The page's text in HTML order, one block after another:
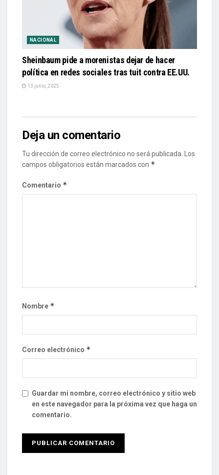
NACIONAL
Sheinbaum pide a morenistas dejar de hacer
política en redes sociales tras tuit contra EE.UU.
13 junio, 2025
Deja un comentario
Tu dirección de correo electrónico no será publicada.
Los
campos obligatorios están marcados con *
Comentario *
Nombre *
Correo electrónico *
Guardar mi nombre, correo electrónico y sitio web
en este navegador para la próxima vez que haga un
comentario.